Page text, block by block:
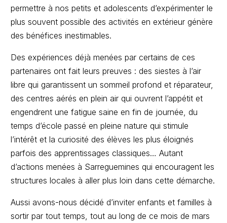
permettre à nos petits et adolescents d’expérimenter le
plus souvent possible des activités en extérieur génère
des bénéfices inestimables.
Des expériences déjà menées par certains de ces
partenaires ont fait leurs preuves : des siestes à l’air
libre qui garantissent un sommeil profond et réparateur,
des centres aérés en plein air qui ouvrent l’appétit et
engendrent une fatigue saine en fin de journée, du
temps d’école passé en pleine nature qui stimule
l’intérêt et la curiosité des élèves les plus éloignés
parfois des apprentissages classiques… Autant
d’actions menées à Sarreguemines qui encouragent les
structures locales à aller plus loin dans cette démarche.
Aussi avons-nous décidé d’inviter enfants et familles à
sortir par tout temps, tout au long de ce mois de mars